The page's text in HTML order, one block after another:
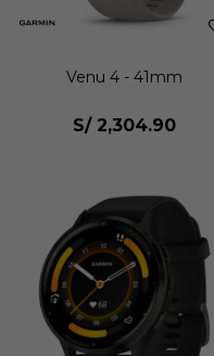
Venu 4 - 41mm
S/ 2,304.90